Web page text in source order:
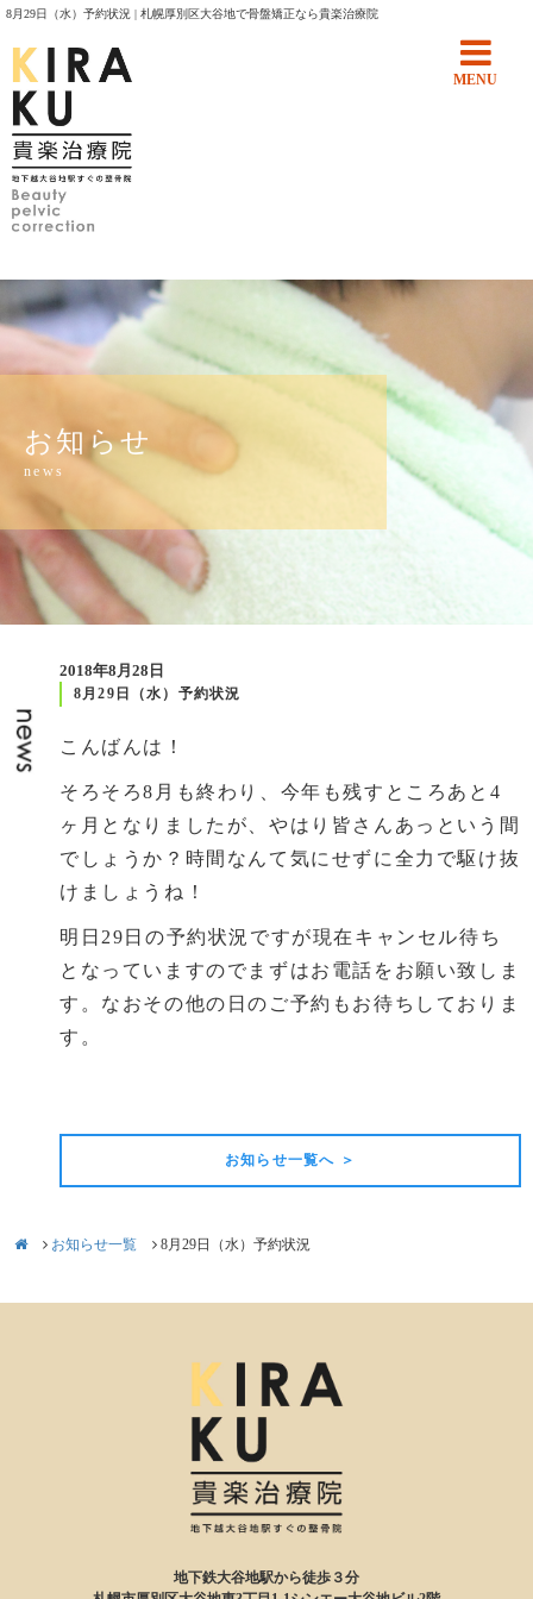
8月29日（水）予約状況 | 札幌厚別区大谷地で骨盤矯正なら貴楽治療院
MENU
お知らせ
news
2018年8月28日
8月29日（水）予約状況
こんばんは！
そろそろ8月も終わり、今年も残すところあと4
ヶ月となりましたが、やはり皆さんあっという間
でしょうか？時間なんて気にせずに全力で駆け抜
けましょうね！
明日29日の予約状況ですが現在キャンセル待ち
となっていますのでまずはお電話をお願い致しま
す。なおその他の日のご予約もお待ちしておりま
す。
お知らせ一覧へ ＞
お知らせ一覧 8月29日（水）予約状況
地下鉄大谷地駅から徒歩３分